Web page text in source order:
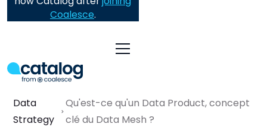
Coalesce.
Data
Strategy
Qu'est-ce qu'un Data Product, concept
clé du Data Mesh ?